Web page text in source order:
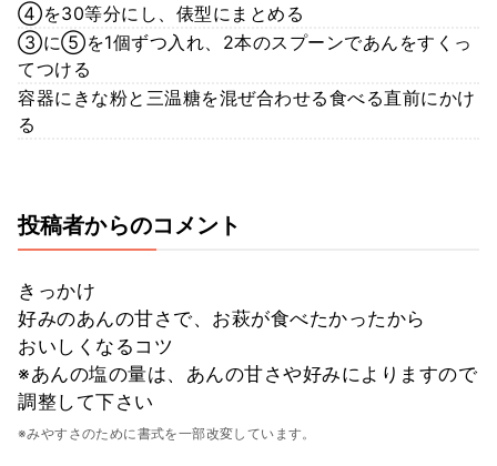
④を30等分にし、俵型にまとめる
③に⑤を1個ずつ入れ、2本のスプーンであんをすくっ
てつける
容器にきな粉と三温糖を混ぜ合わせる食べる直前にかけ
る
投稿者からのコメント
きっかけ
好みのあんの甘さで、お萩が食べたかったから
おいしくなるコツ
※あんの塩の量は、あんの甘さや好みによりますので
調整して下さい
※みやすさのために書式を一部改変しています。